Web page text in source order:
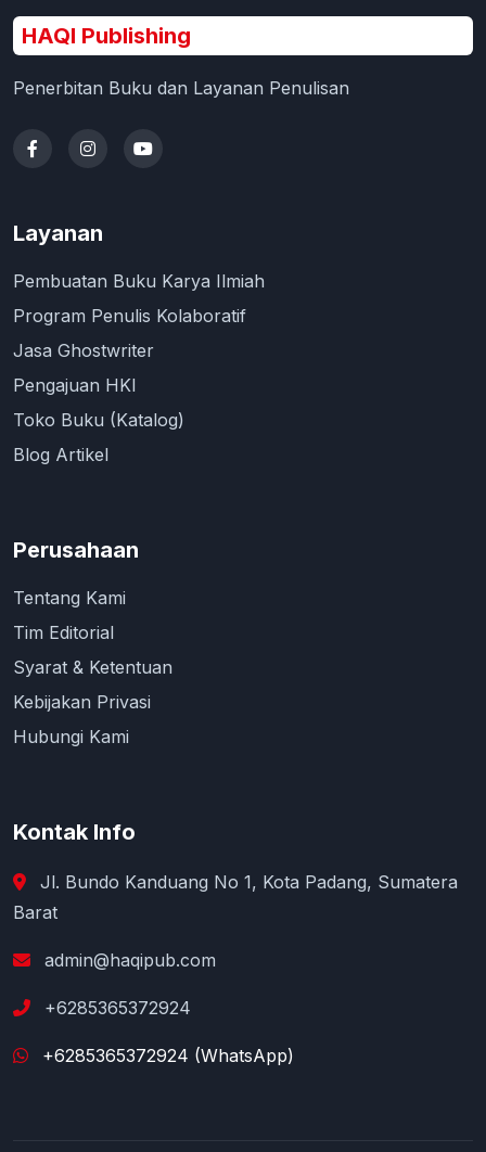
HAQI Publishing
Penerbitan Buku dan Layanan Penulisan
Layanan
Pembuatan Buku Karya Ilmiah
Program Penulis Kolaboratif
Jasa Ghostwriter
Pengajuan HKI
Toko Buku (Katalog)
Blog Artikel
Perusahaan
Tentang Kami
Tim Editorial
Syarat & Ketentuan
Kebijakan Privasi
Hubungi Kami
Kontak Info
Jl. Bundo Kanduang No 1, Kota Padang, Sumatera
Barat
admin@haqipub.com
+6285365372924
+6285365372924 (WhatsApp)